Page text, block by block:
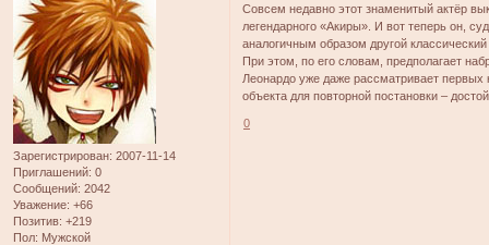
Зарегистрирован: 2007-11-14
Приглашений: 0
Сообщений: 2042
Уважение: +66
Позитив: +219
Пол: Мужской
Совсем недавно этот знаменитый актёр
легендарного «Акиры». И вот теперь он,
аналогичным образом другой
При этом, по его словам, предполагает
Леонардо уже даже рассматривает
объекта для повторной постановки –
0